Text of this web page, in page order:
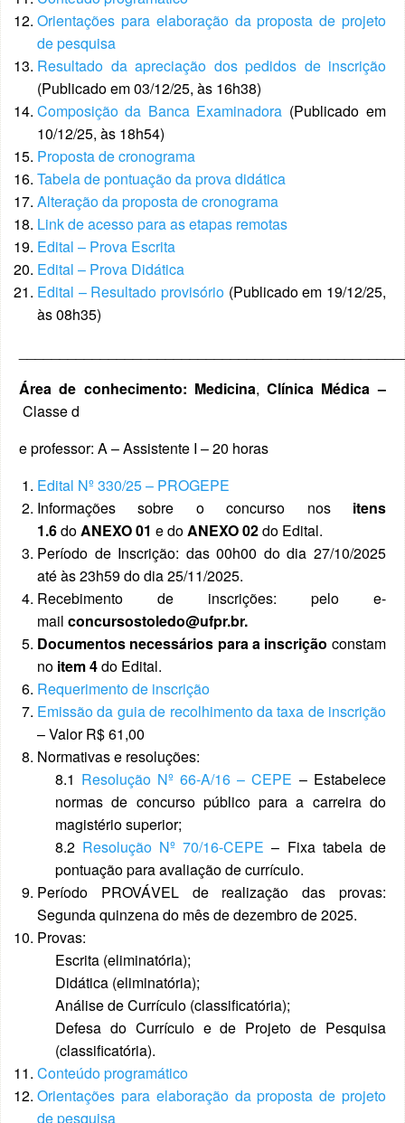
Orientações para elaboração da proposta de projeto
de pesquisa
Resultado da apreciação dos pedidos de inscrição
(Publicado em 03/12/25, às 16h38)
Composição da Banca Examinadora (Publicado em
10/12/25, às 18h54)
Proposta de cronograma
Tabela de pontuação da prova didática
Alteração da proposta de cronograma
Link de acesso para as etapas remotas
Edital – Prova Escrita
Edital – Prova Didática
Edital – Resultado provisório (Publicado em 19/12/25,
às 08h35)
Área de conhecimento: Medicina, Clínica Médica –
Classe d
e professor: A – Assistente I – 20 horas
Edital Nº 330/25 – PROGEPE
Informações sobre o concurso nos itens
1.6doANEXO 01 e doANEXO 02do Edital.
Período de Inscrição: das 00h00 do dia 27/10/2025
até às 23h59 do dia 25/11/2025.
Recebimento de inscrições: pelo e-
mail concursostoledo@ufpr.br.
Documentos necessários para a inscrição constam
no item 4do Edital.
Requerimento de inscrição
Emissão da guia de recolhimento da taxa de inscrição
– Valor R$ 61,00
Normativas e resoluções:
8.1 Resolução Nº 66-A/16 – CEPE – Estabelece
normas de concurso público para a carreira do
magistério superior;
8.2 Resolução Nº 70/16-CEPE – Fixa tabela de
pontuação para avaliação de currículo.
Período PROVÁVEL de realização das provas:
Segunda quinzena do mês de dezembro de 2025.
Provas:
Escrita (eliminatória);
Didática (eliminatória);
Análise de Currículo (classificatória);
Defesa do Currículo e de Projeto de Pesquisa
(classificatória).
Conteúdo programático
Orientações para elaboração da proposta de projeto
de pesquisa